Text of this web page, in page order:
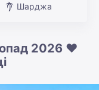
Шарджа
2026 ❤️